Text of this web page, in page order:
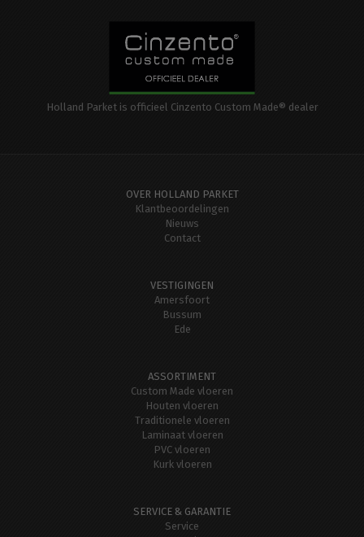
Holland Parket is officieel Cinzento Custom Made® dealer
OVER HOLLAND PARKET
Klantbeoordelingen
Nieuws
Contact
VESTIGINGEN
Amersfoort
Bussum
Ede
ASSORTIMENT
Custom Made vloeren
Houten vloeren
Traditionele vloeren
Laminaat vloeren
PVC vloeren
Kurk vloeren
SERVICE & GARANTIE
Service